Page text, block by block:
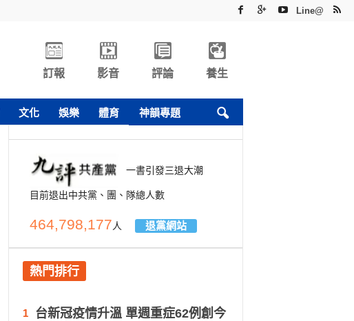
Line@
訂報 影音 評論 養生
文化 娛樂 體育 神韻專題
一書引發三退大潮
目前退出中共黨、團、隊總人數
464,798,177人 退黨網站
熱門排行
1
台新冠疫情升溫 單週重症62例創今